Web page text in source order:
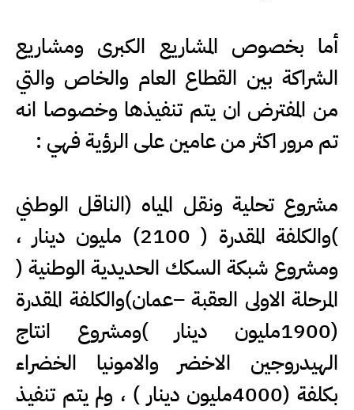
أما بخصوص المشاريع الكبرى ومشاريع
الشراكة بين القطاع العام والخاص والتي
من المفترض ان يتم تنفيذها وخصوصا انه
تم مرور اكثر من عامين على الرؤية فهي :
مشروع تحلية ونقل المياه (الناقل الوطني
)والكلفة المقدرة ( 2100) مليون دينار ،
ومشروع شبكة السكك الحديدية الوطنية (
المرحلة الاولى العقبة –عمان)والكلفة المقدرة
(1900مليون دينار )ومشروع انتاج
الهيدروجين الاخضر والامونيا الخضراء
بكلفة (4000مليون دينار ) ، ولم يتم تنفيذ